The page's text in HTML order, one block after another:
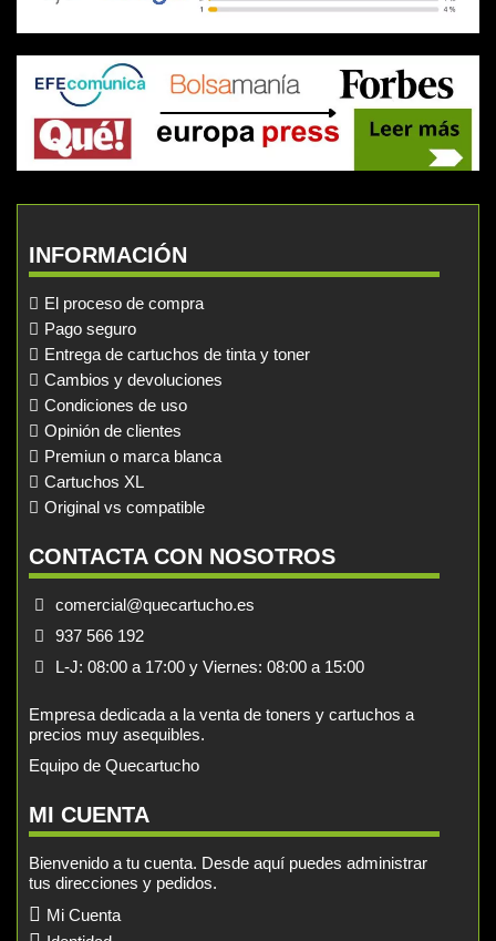
INFORMACIÓN
El proceso de compra
Pago seguro
Entrega de cartuchos de tinta y toner
Cambios y devoluciones
Condiciones de uso
Opinión de clientes
Premiun o marca blanca
Cartuchos XL
Original vs compatible
CONTACTA CON NOSOTROS
comercial@quecartucho.es
937 566 192
L-J: 08:00 a 17:00 y Viernes: 08:00 a 15:00
Empresa dedicada a la venta de toners y cartuchos a
precios muy asequibles.
Equipo de Quecartucho
MI CUENTA
Bienvenido a tu cuenta. Desde aquí puedes administrar
tus direcciones y pedidos.
Mi Cuenta